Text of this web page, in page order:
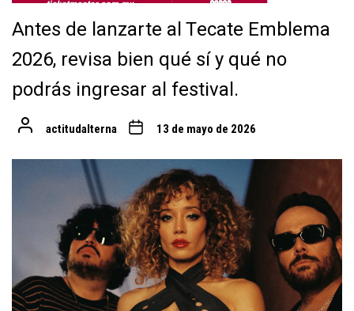
Antes de lanzarte al Tecate Emblema
2026, revisa bien qué sí y qué no
podrás ingresar al festival.
actitudalterna 13 de mayo de 2026